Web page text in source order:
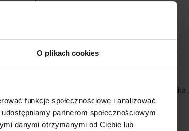
O plikach cookies
funkcje społecznościowe i analizować
partnerom społecznościowym,
danymi otrzymanymi od Ciebie lub
ALICE daag czarna skórzana kosmetyczka